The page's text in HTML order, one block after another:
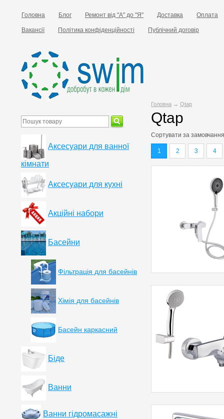
Головна Блог Ремонт від "А" до "Я" Доставка Оплата
Вакансії Політика конфіденційності Публічний договір
Головна → Qtap
Qtap
Сортувати за
1 2 3 4
Аксесуари для ванної
кімнати
Аксесуари для кухні
Акційні набори
Басейни
Фільтрація для басейнів
Хімія для басейнів
Басейн каркасний
Біде
Ванни
Ванни гідромасажні